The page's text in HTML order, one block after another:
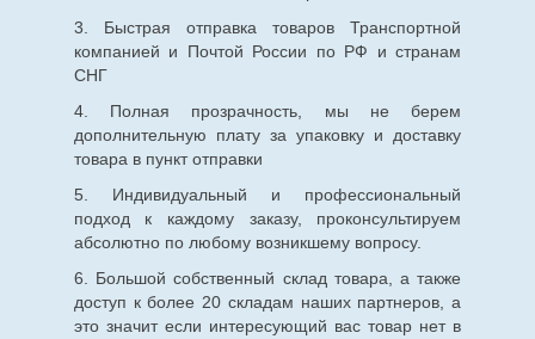
3. Быстрая отправка товаров Транспортной
компанией и Почтой России по РФ и странам
СНГ
4. Полная прозрачность, мы не берем
дополнительную плату за упаковку и доставку
товара в пункт отправки
5. Индивидуальный и профессиональный
подход к каждому заказу, проконсультируем
абсолютно по любому возникшему вопросу.
6. Большой собственный склад товара, а также
доступ к более 20 складам наших партнеров, а
это значит если интересующий вас товар нет в